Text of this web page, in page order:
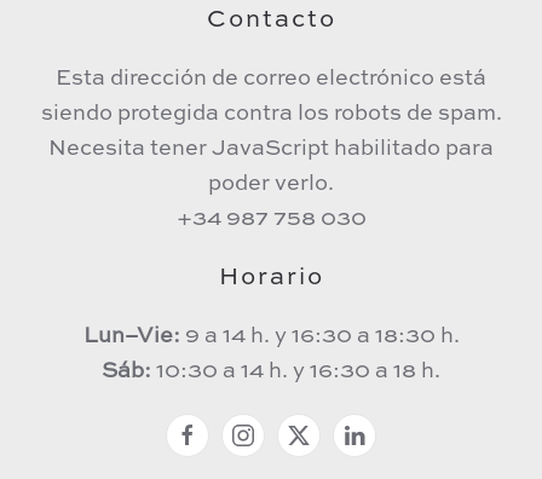
Contacto
Esta dirección de correo electrónico está
siendo protegida contra los robots de spam.
Necesita tener JavaScript habilitado para
poder verlo.
+34 987 758 030
Horario
Lun–Vie: 9 a 14 h. y 16:30 a 18:30 h.
Sáb: 10:30 a 14 h. y 16:30 a 18 h.